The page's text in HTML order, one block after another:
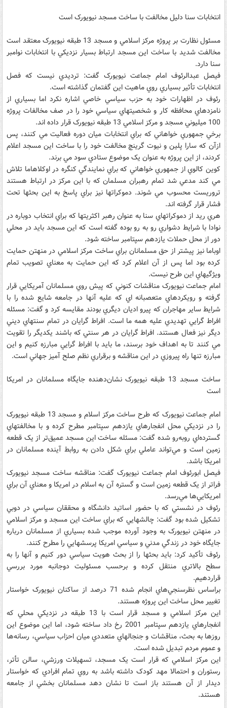
انتخابات سنا دليل مخالفت با ساخت مسجد نيويورک است
مسئول نظارت بر پروژه مرکز اسلامي و مسجد 13 طبقه نيويورک معتقد است
مخالفت شديد با ساخت اين مسجد ارتباط بسيار نزديکي با انتخابات نوامبر
سنا دارد.
فيصل عبدالرئوف امام جماعت نيويورک گفت: ترديدي نيست که فصل
انتخابات تأثير بسياري روي ماهيت اين گفتمان گذاشته است.
رئوف در اظهارات خود به حزب سياسي خاصي اشاره نکرد اما بسياري از
نامزدهاي محافظه کار و شخصيتهاي سياسي خود را در صف مخالفات پروژه
100 ميليوني مسجد و مرکز اسلامي 13 طبقه نيويورک قرار داده اند.
برخي جمهوري خواهاني که براي انتخابات ميان دوره فعاليت مي کنند، پس
ازآن که سارا پلين و نيوت گرينچ مخالفت خود را با ساخت اين مسجد اعلام
کردند، از اين پروژه به عنوان يک موضوع ستادي سود مي برند.
کوين کالوي از جمهوري خواهاني که براي نمايندگي کنگره در اوکلاهاما تلاش
مي کند مدعي شد تمام رهبران مسلمان که با اين مرکز در ارتباط هستند
تروريست محسوب مي شوند. دموکراتها نيز براي پاسخ به اين بحثها تحت
فشار قرار گرفته اند.
هري ريد از دموکراتهاي سنا به عنوان رهبر اکثريتها که براي انتخاب دوباره در
نوادا با شرايط دشواري رو به رو بوده گفته است که اين مسجد بايد در محلي
دور از محل حملات يازدهم سپتامبر ساخته شود.
اوباما نيز پيشتر از حق مسلمانان براي ساخت مرکز اسلامي در منهتن حمايت
کرده بود اما پس از آن اعلام کرد که اين حمايت به معناي تصويب تمام
ويژگيهاي اين طرح نيست.
امام جماعت نيويورک مناقشات کنوني که پيش روي مسلمانان آمريکايي قرار
گرفته و رويکردهاي متعصبانه اي که عليه آنها در جامعه شايع شده را با
شرايط ساير مهاجران که پيرو اديان ديگري بودند مقايسه کرد و گفت: مسئله
افراط گرايي تهديدي عليه همه ما است. افراط گرايان در تمام سنتهاي ديني
ديگر نيز فعال هستند. افراط گرايان در هر سنتي که باشند يکديگر را تقويت
مي کنند تا به اهداف خود برسند، ما بايد با افراط گرايي مبارزه کنيم و اين
مبارزه تنها راه پيروزي در اين مناقشه و برقراري نظم صلح آميز جهاني است.
ساخت مسجد 13 طبقه نيويورک نشان‌دهنده جايگاه مسلمانان در امريکا
است
امام جماعت نيويورک که طرح ساخت مرکز اسلام و مسجد 13 طبقه نيويورک
را در نزديکي محل انفجارهاي يازدهم سپتامبر مطرح کرده و با مخالفتهاي
گسترده‌اي روبه‌رو شده گفت: مسئله ساخت اين مسجد عميق‌تر از يک قطعه
زمين است و مي‌تواند عاملي براي شکل دادن به روابط آينده مسلمانان در
امريکا باشد.
فيصل ابورئوف امام جماعت نيويورک گفت: مناقشه ساخت مسجد نيويورک
فراتر از يک قطعه زمين است و گستره آن به اسلام در امريکا و معناي آن براي
امريکايي‌ها مي‌رسد.
رئوف در نشستي که با حضور اساتيد دانشگاه و محققان سياسي در دوبي
تشکيل شده بود گفت: چالشهايي که براي ساخت اين مسجد و مرکز اسلامي
در منهتن نيويورک به وجود آورده موجب شده بسياري از مسلمانان درباره
جايگاه خود در زندگي مدني و سياسي امريکا پرسشهايي را مطرح کنند.
رئوف تأکيد کرد: بايد بحثها را از بحث هويت سياسي دور کنيم و آنها را به
سطح بالاتري منتقل کرده و برحسب مسئوليت دوجانبه مورد بررسي
قراردهيم.
براساس نظرسنجي‌هاي انجام شده 71 درصد از ساکنان نيويورک خواستار
تغيير محل ساخت اين پروژه هستند.
اين مرکز اسلامي و مسجد قرار است با 13 طبقه در نزديکي محلي که
انفجارهاي يازدهم سپتامبر 2001 رخ داد ساخته شود، اما اين موضوع اين
روزها به بحث، مناقشات و جنجالهاي متعددي ميان احزاب سياسي، رسانه‌ها
و عموم مردم تبديل شده است.
اين مرکز اسلامي که قرار است يک مسجد، تسهيلات ورزشي، سالن تأتر،
رستوران و احتمالا مهد کودک داشته باشد به روي تمام افرادي که خواستار
ديدار از آن هستند باز است تا نشان دهد مسلمانان بخشي از جامعه
هستند.